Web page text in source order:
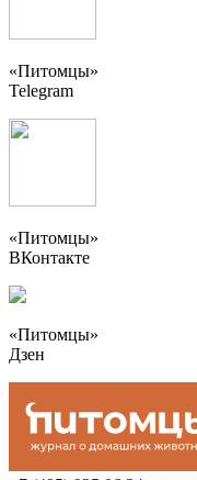
«Питомцы»
Telegram
«Питомцы»
ВКонтакте
«Питомцы»
Дзен